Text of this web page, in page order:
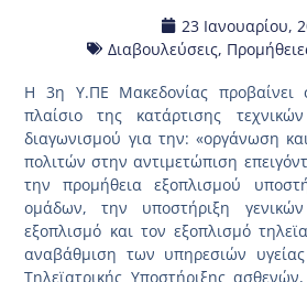
23 Ιανουαρίου,
Διαβουλεύσεις,
Η 3η Υ.ΠΕ Μακεδονίας προβαίνει
πλαίσιο της κατάρτισης
διαγωνισμού για την: «οργάνωση
πολιτών στην αντιμετώπιση
την προμήθεια εξοπλισμού
ομάδων, την υποστήριξη
εξοπλισμό και τον εξοπλισμό
αναβάθμιση των υπηρεσιών
Τηλεϊατρικής Υποστήριξης